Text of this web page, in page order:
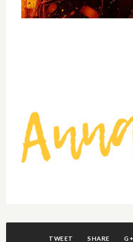
TWEET SHARE G+